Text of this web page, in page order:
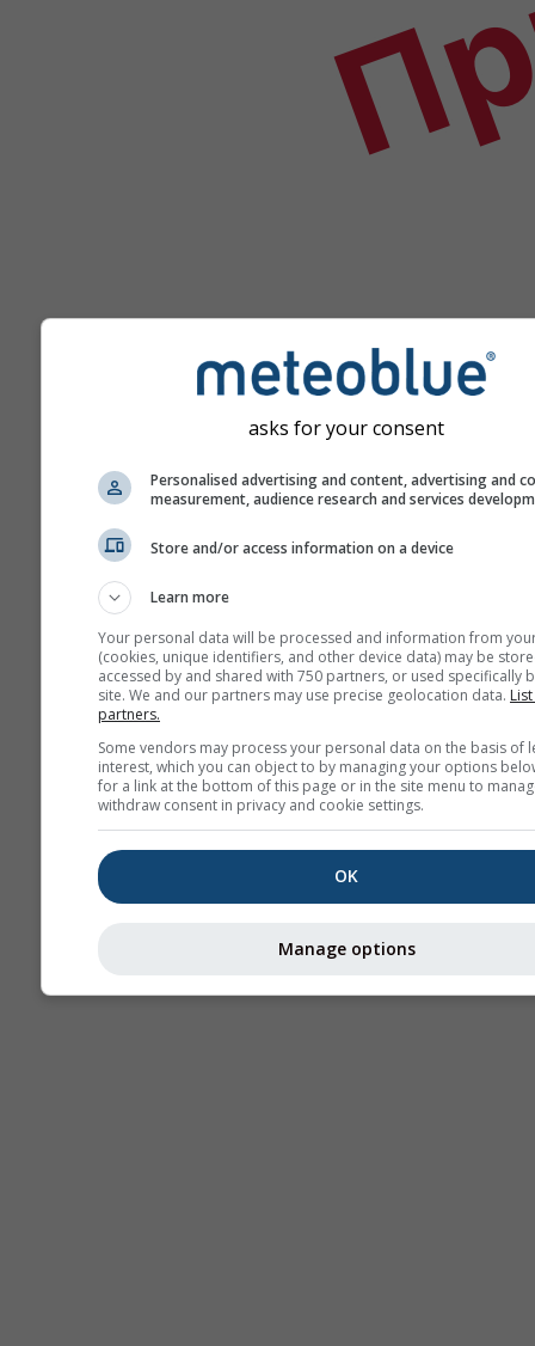
Још метеоролошких
Термике
Cross-section
asks for your consent
Personalised advertising and content, advertising and
measurement, audience research and services
Store and/or access information on a device
Learn more
Your personal data will be processed and information from
(cookies, unique identifiers, and other device data) may be
accessed by and shared with 750 partners, or used specifically
site. We and our partners may use precise geolocation data.
partners.
Some vendors may process your personal data on the basis of
interest, which you can object to by managing your options
for a link at the bottom of this page or in the site menu to
withdraw consent in privacy and cookie settings.
OK
Manage options